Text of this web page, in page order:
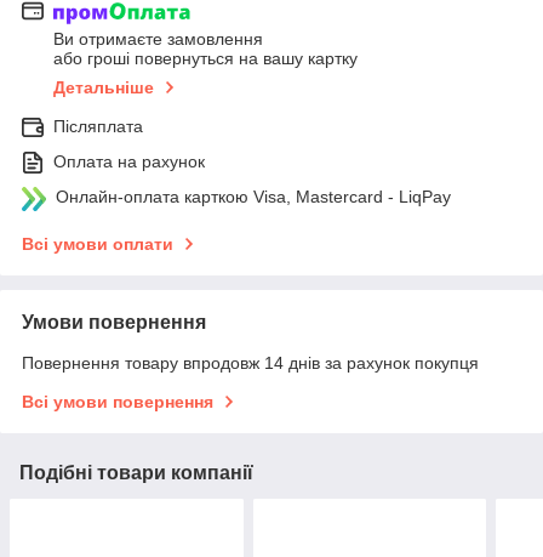
Ви отримаєте замовлення
або гроші повернуться на вашу картку
Детальніше
Післяплата
Оплата на рахунок
Онлайн-оплата карткою Visa, Mastercard - LiqPay
Всі умови оплати
Умови повернення
Повернення товару впродовж 14 днів за рахунок покупця
Всі умови повернення
Подібні товари компанії